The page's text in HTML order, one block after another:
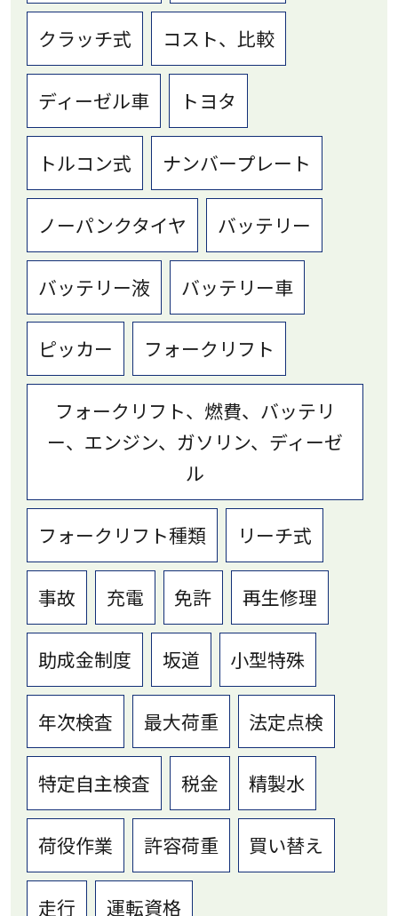
クラッチ式 コスト、比較
ディーゼル車 トヨタ
トルコン式 ナンバープレート
ノーパンクタイヤ バッテリー
バッテリー液 バッテリー車
ピッカー フォークリフト
フォークリフト、燃費、バッテリ
ー、エンジン、ガソリン、ディーゼ
ル
フォークリフト種類 リーチ式
事故 充電 免許 再生修理
助成金制度 坂道 小型特殊
年次検査 最大荷重 法定点検
特定自主検査 税金 精製水
荷役作業 許容荷重 買い替え
走行 運転資格